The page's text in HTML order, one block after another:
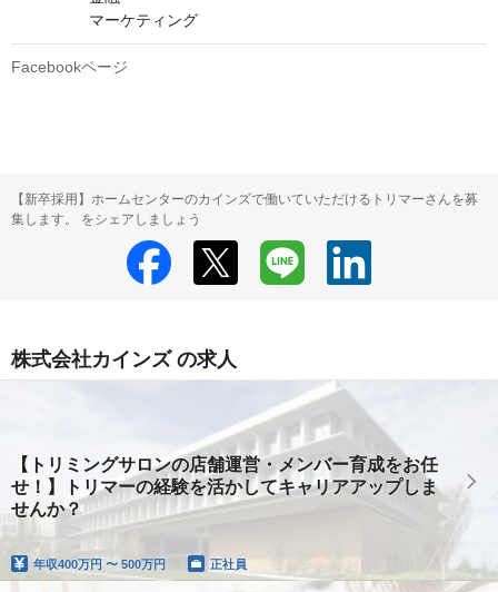
マーケティング
Facebookページ
【新卒採用】ホームセンターのカインズで働いていただけるトリマーさんを募
集します。 をシェアしましょう
株式会社カインズ の求人
【トリミングサロンの店舗運営・メンバー育成をお任
せ！】トリマーの経験を活かしてキャリアアップしま
せんか？
年収400万円 〜 500万円 正社員